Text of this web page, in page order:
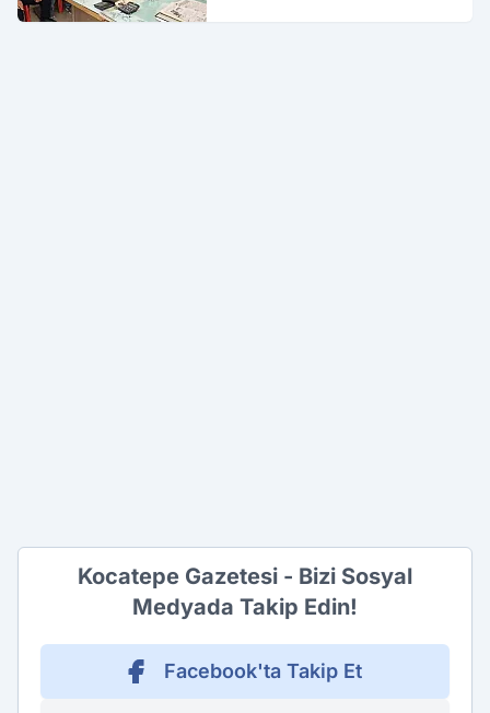
Kocatepe Gazetesi - Bizi Sosyal
Medyada Takip Edin!
Facebook'ta Takip Et